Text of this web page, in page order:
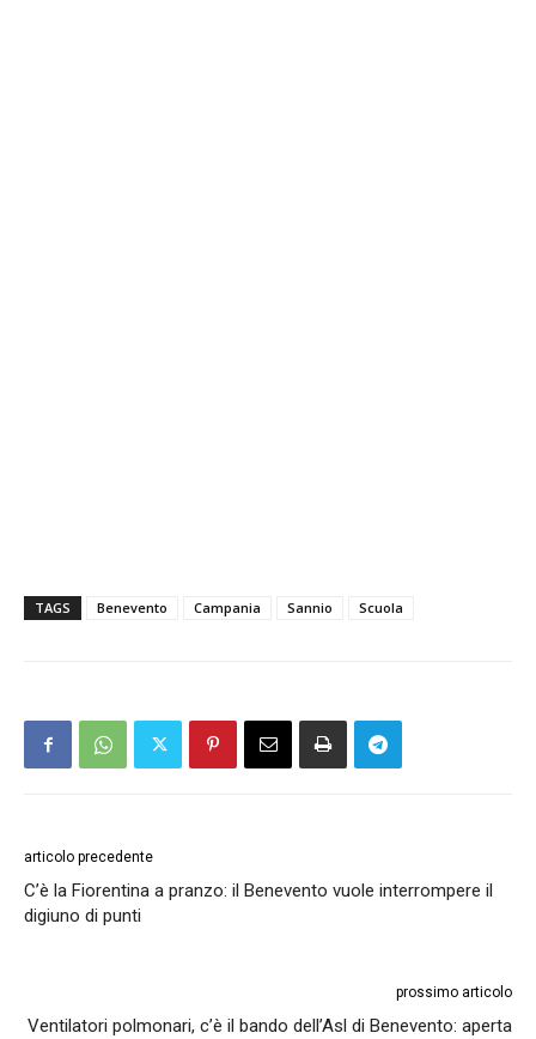
TAGS Benevento Campania Sannio Scuola
articolo precedente
C’è la Fiorentina a pranzo: il Benevento vuole interrompere il
digiuno di punti
prossimo articolo
Ventilatori polmonari, c’è il bando dell’Asl di Benevento: aperta